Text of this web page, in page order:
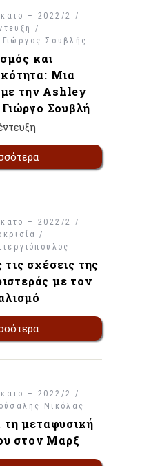
– 2022/2 /
/
Γιώργος Σουβλής
και
Μια
την Ashley
Σουβλή
– 2022/2 /
/
σχέσεις της
με τον
– 2022/2 /
Νικόλας
τη μεταφυσική
στον Μαρξ